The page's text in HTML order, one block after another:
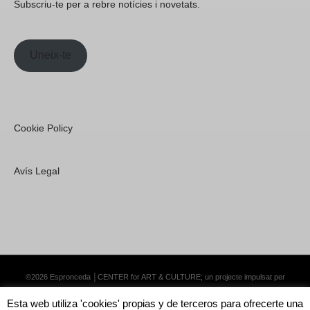
Subscriu-te per a rebre notícies i novetats.
Uneix-te
Cookie Policy
Avís Legal
©2026 Espronceda │CENTER for ART & CULTURE; un projecte impulsat per
Esta web utiliza 'cookies' propias y de terceros para ofrecerte una